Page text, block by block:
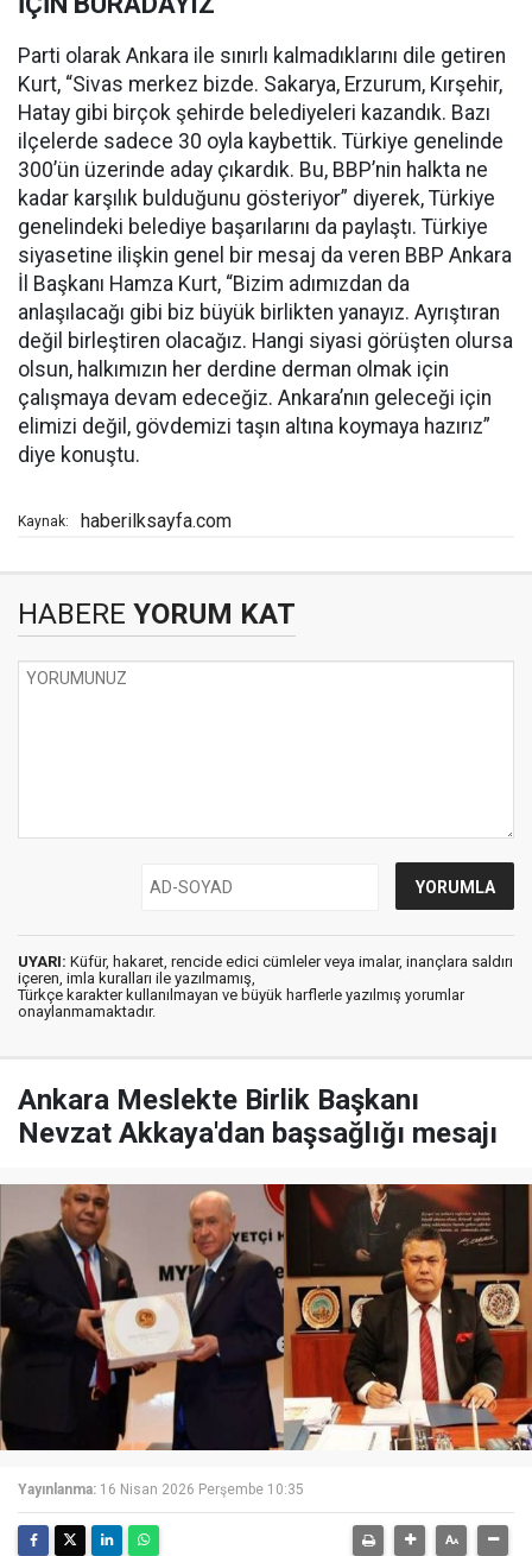
Parti olarak Ankara ile sınırlı kalmadıklarını dile getiren
Kurt, “Sivas merkez bizde. Sakarya, Erzurum, Kırşehir,
Hatay gibi birçok şehirde belediyeleri kazandık. Bazı
ilçelerde sadece 30 oyla kaybettik. Türkiye genelinde
300’ün üzerinde aday çıkardık. Bu, BBP’nin halkta ne
kadar karşılık bulduğunu gösteriyor” diyerek, Türkiye
genelindeki belediye başarılarını da paylaştı. Türkiye
siyasetine ilişkin genel bir mesaj da veren BBP Ankara
İl Başkanı Hamza Kurt, “Bizim adımızdan da
anlaşılacağı gibi biz büyük birlikten yanayız. Ayrıştıran
değil birleştiren olacağız. Hangi siyasi görüşten olursa
olsun, halkımızın her derdine derman olmak için
çalışmaya devam edeceğiz. Ankara’nın geleceği için
elimizi değil, gövdemizi taşın altına koymaya hazırız”
diye konuştu.
Kaynak: haberilksayfa.com
HABERE YORUM KAT
UYARI: Küfür, hakaret, rencide edici cümleler veya imalar, inançlara saldırı
içeren, imla kuralları ile yazılmamış,
Türkçe karakter kullanılmayan ve büyük harflerle yazılmış yorumlar
onaylanmamaktadır.
Ankara Meslekte Birlik Başkanı
Nevzat Akkaya'dan başsağlığı mesajı
Yayınlanma: 16 Nisan 2026 Perşembe 10:35